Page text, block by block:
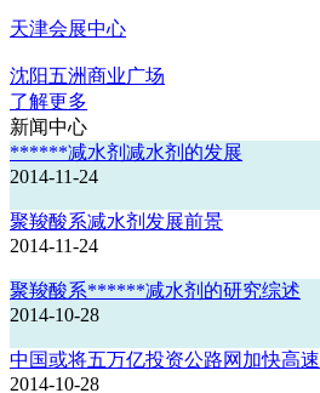
天津会展中心
沈阳五洲商业广场
了解更多
新闻中心
******减水剂减水剂的发展
2014-11-24
聚羧酸系减水剂发展前景
2014-11-24
聚羧酸系******减水剂的研究综述
2014-10-28
中国或将五万亿投资公路网加快高速
2014-10-28